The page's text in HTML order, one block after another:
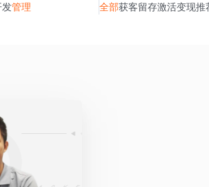
发管理 全部获客留存激活变现推